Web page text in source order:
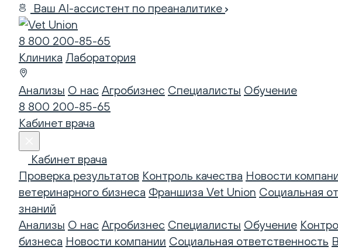
Ваш AI-ассистент по преаналитике
8 800 200-85-65
Клиника Лаборатория
Анализы О нас Агробизнес Специалисты Обучение
8 800 200-85-65
Кабинет врача
Кабинет врача
Проверка результатов Контроль качества Новости
ветеринарного бизнеса Франшиза Vet Union Социальная
знаний
Анализы О нас Агробизнес Специалисты Обучение
бизнеса Новости компании Социальная ответственность